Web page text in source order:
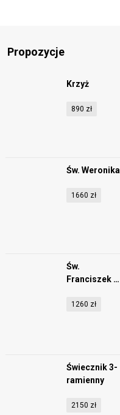
Propozycje
Krzyż
890 zł
Św. Weronika
1660 zł
Św.
Franciszek z
1260 zł
Świecznik 3-
ramienny
2150 zł